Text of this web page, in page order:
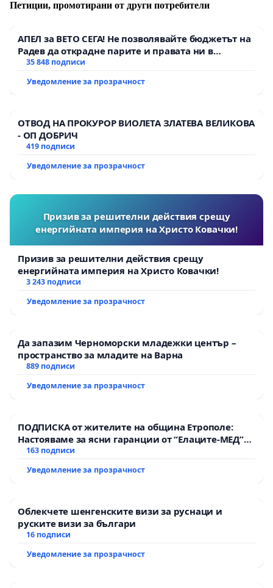
Петиции, промотирани от други потребители
АПЕЛ за ВЕТО СЕГА! Не позволявайте бюджетът на
Радев да открадне парите и правата ни в
тъмното
35 848 подписи
Уведомление за прозрачност
ОТВОД НА ПРОКУРОР ВИОЛЕТА ЗЛАТЕВА ВЕЛИКОВА
- ОП ДОБРИЧ
419 подписи
Уведомление за прозрачност
Призив за решителни действия срещу
енергийната империя на Христо Ковачки!
Призив за решителни действия срещу
енергийната империя на Христо Ковачки!
3 243 подписи
Уведомление за прозрачност
Да запазим Черноморски младежки център –
пространство за младите на Варна
889 подписи
Уведомление за прозрачност
ПОДПИСКА от жителите на община Етрополе:
Настояваме за ясни гаранции от “Елаците-МЕД”
АД и от държавата, че ще се изпълнят всички
163 подписи
Уведомление за прозрачност
Облекчете шенгенските визи за руснаци и
руските визи за българи
16 подписи
Уведомление за прозрачност